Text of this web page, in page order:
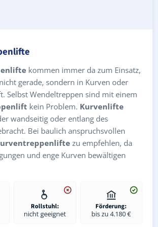
kommen immer da zum Einsatz,
gerade, sondern in Kurven oder
Selbst Wendeltreppen sind mit einem
kein Problem. Kurvenlifte
wandseitig oder entlang des
Bei baulich anspruchsvollen
zu empfehlen, da
und enge Kurven bewältigen
Rollstuhl:
nicht geeignet
Förderung:
bis zu 4.180 €